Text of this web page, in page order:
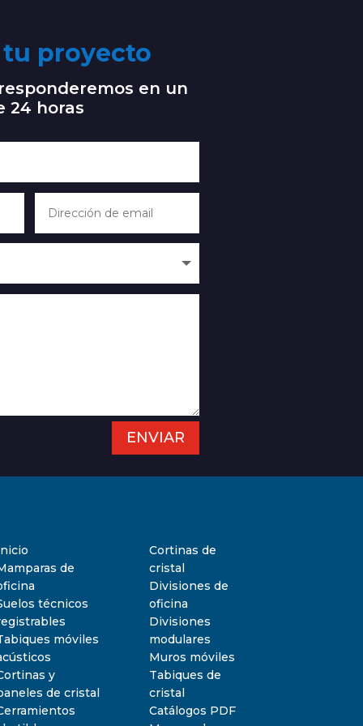
proyecto
en un
24 horas
ENVIAR
de
técnicos
móviles
y
de cristal
Cortinas de
cristal
Divisiones de
oficina
Divisiones
modulares
Muros móviles
Tabiques de
cristal
Catálogos PDF